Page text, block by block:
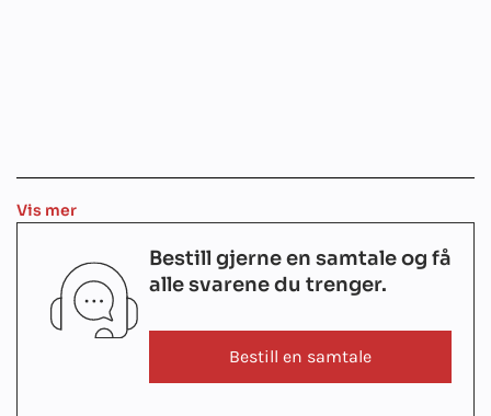
Vis mer
Bestill gjerne en samtale og få
alle svarene du trenger.
Bestill en samtale